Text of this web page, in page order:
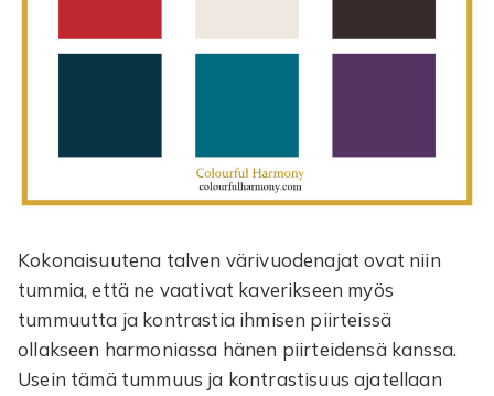
Kokonaisuutena talven värivuodenajat ovat niin
tummia, että ne vaativat kaverikseen myös
tummuutta ja kontrastia ihmisen piirteissä
ollakseen harmoniassa hänen piirteidensä kanssa.
Usein tämä tummuus ja kontrastisuus ajatellaan